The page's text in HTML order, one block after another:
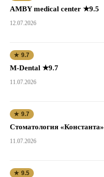
AMBY medical center ★9.5
12.07.2026
★ 9.7
M-Dental ★9.7
11.07.2026
★ 9.7
Стоматология
11.07.2026
★ 9.5